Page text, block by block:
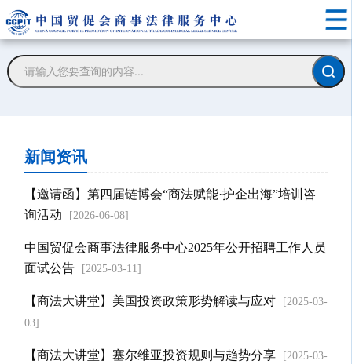
新闻资讯
【邀请函】第四届链博会“商法赋能·护企出海”培训咨
询活动
[2026-06-08]
中国贸促会商事法律服务中心2025年公开招聘工作人员
面试公告
[2025-03-11]
【商法大讲堂】美国投资政策形势解读与应对
[2025-03-
03]
【商法大讲堂】塞尔维亚投资规则与趋势分享
[2025-03-